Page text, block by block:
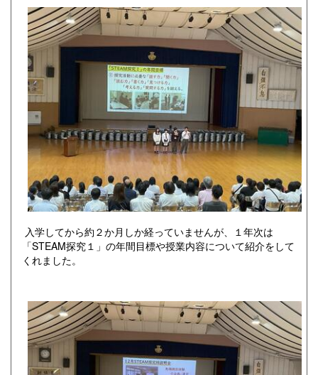
入学してから約２か月しか経っていませんが、１年次は
「STEAM探究１」の年間目標や授業内容について紹介をして
くれました。